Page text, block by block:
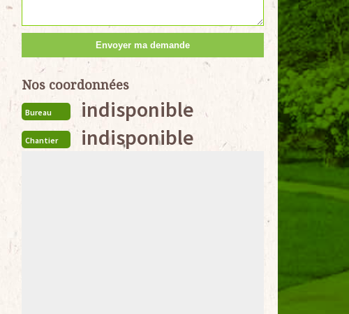
Nos coordonnées
Bureau indisponible
Chantier indisponible